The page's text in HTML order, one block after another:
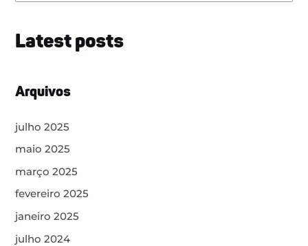
q
i
a
r
o
:
Latest posts
Arquivos
julho 2025
maio 2025
março 2025
fevereiro 2025
janeiro 2025
julho 2024